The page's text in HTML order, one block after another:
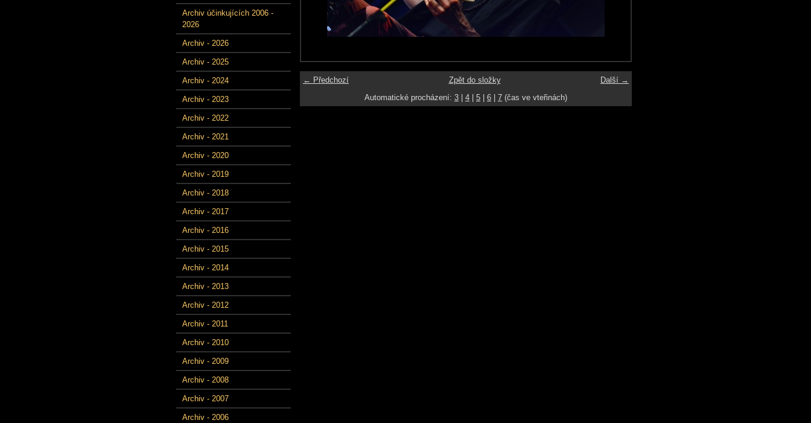
Archiv účinkujících 2006 -
2026
Archiv - 2026
Archiv - 2025
Archiv - 2024
Archiv - 2023
Archiv - 2022
Archiv - 2021
Archiv - 2020
Archiv - 2019
Archiv - 2018
Archiv - 2017
Archiv - 2016
Archiv - 2015
Archiv - 2014
Archiv - 2013
Archiv - 2012
Archiv - 2011
Archiv - 2010
Archiv - 2009
Archiv - 2008
Archiv - 2007
Archiv - 2006
← Předchozí Další →
Zpět do složky
Automatické procházení: 3 4 5 6 7 (čas ve vteřinách)